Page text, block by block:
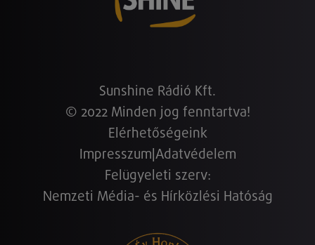
Sunshine Rádió Kft.
© 2022 Minden jog fenntartva!
Elérhetőségeink
Impresszum Adatvédelem
Felügyeleti szerv:
Nemzeti Média- és Hírközlési Hatóság